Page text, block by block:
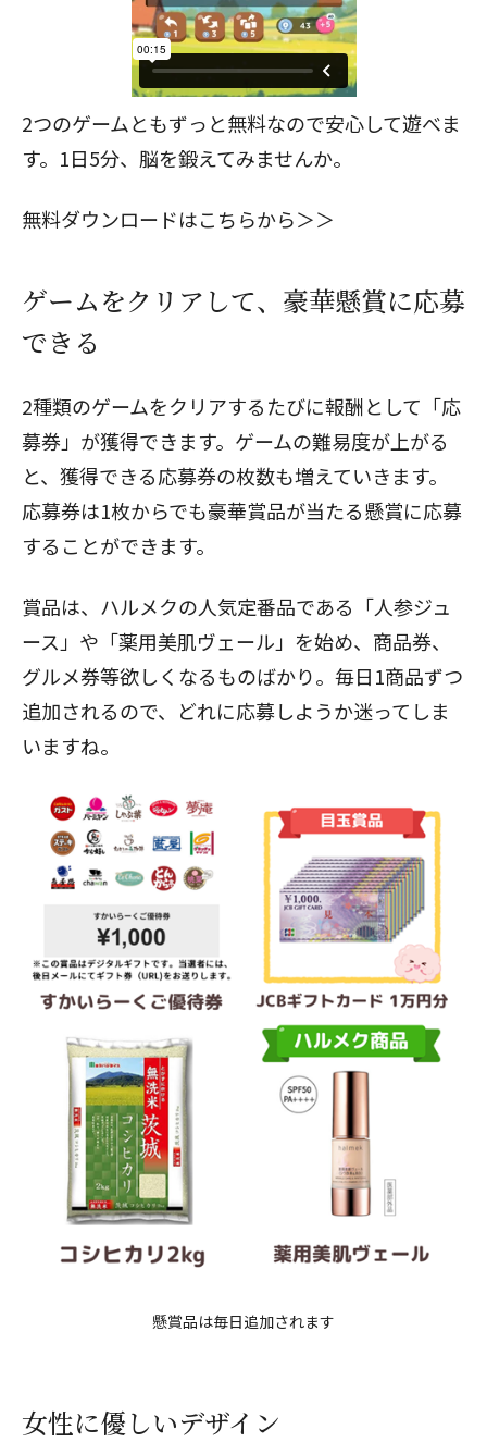
2つのゲームともずっと無料なので安心して遊べま
す。1日5分、脳を鍛えてみませんか。
無料ダウンロードはこちらから＞＞
ゲームをクリアして、豪華懸賞に応募
できる
2種類のゲームをクリアするたびに報酬として「応
募券」が獲得できます。ゲームの難易度が上がる
と、獲得できる応募券の枚数も増えていきます。
応募券は1枚からでも豪華賞品が当たる懸賞に応募
することができます。
賞品は、ハルメクの人気定番品である「人参ジュ
ース」や「薬用美肌ヴェール」を始め、商品券、
グルメ券等欲しくなるものばかり。毎日1商品ずつ
追加されるので、どれに応募しようか迷ってしま
いますね。
懸賞品は毎日追加されます
女性に優しいデザイン